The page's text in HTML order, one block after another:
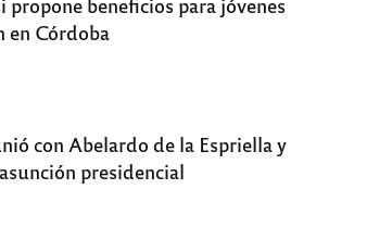
en Córdoba
con Abelardo de la Espriella y
presidencial